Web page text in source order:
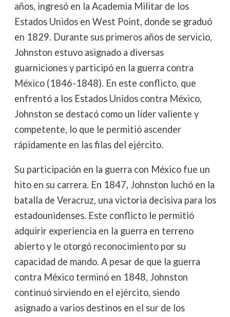
años, ingresó en la Academia Militar de los
Estados Unidos en West Point, donde se graduó
en 1829. Durante sus primeros años de servicio,
Johnston estuvo asignado a diversas
guarniciones y participó en la guerra contra
México (1846-1848). En este conflicto, que
enfrentó a los Estados Unidos contra México,
Johnston se destacó como un líder valiente y
competente, lo que le permitió ascender
rápidamente en las filas del ejército.
Su participación en la guerra con México fue un
hito en su carrera. En 1847, Johnston luchó en la
batalla de Veracruz, una victoria decisiva para los
estadounidenses. Este conflicto le permitió
adquirir experiencia en la guerra en terreno
abierto y le otorgó reconocimiento por su
capacidad de mando. A pesar de que la guerra
contra México terminó en 1848, Johnston
continuó sirviendo en el ejército, siendo
asignado a varios destinos en el sur de los